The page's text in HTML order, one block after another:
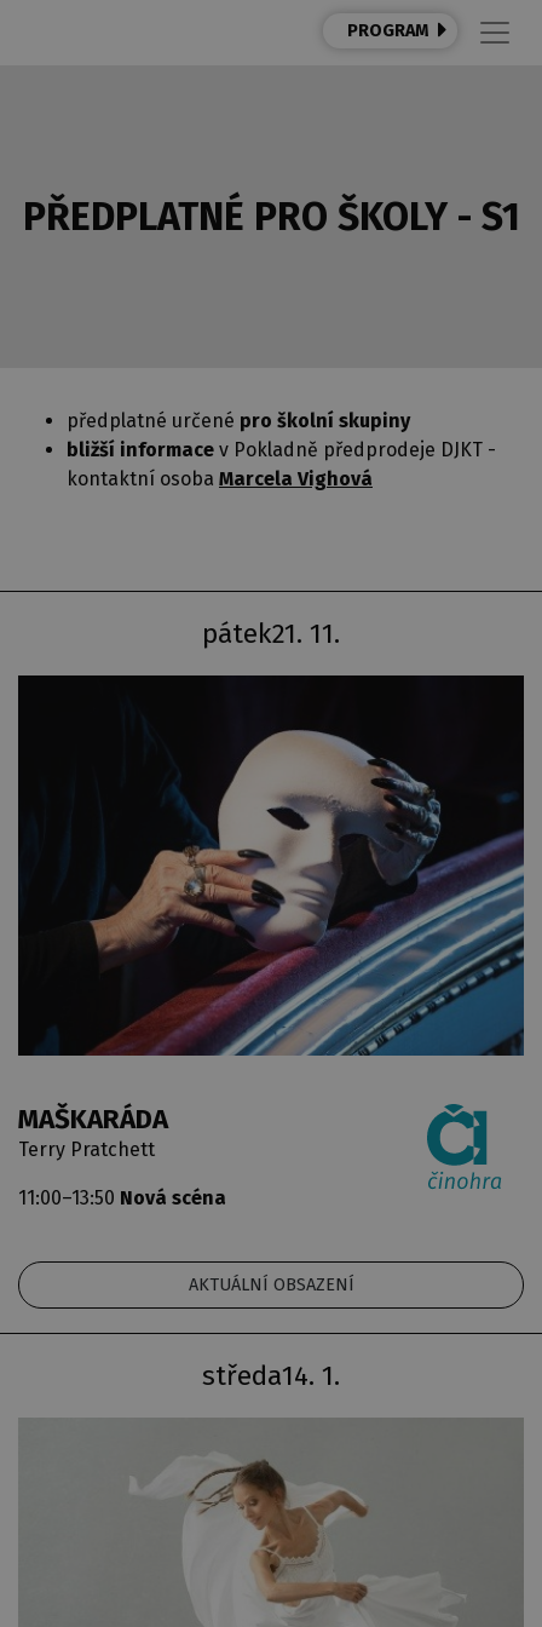
PROGRAM
PŘEDPLATNÉ PRO ŠKOLY - S1
předplatné určené pro školní skupiny
bližší informace v Pokladně předprodeje DJKT -
kontaktní osoba Marcela Vighová
21. 11.
pátek
MAŠKARÁDA
Terry Pratchett
11:00–13:50 Nová scéna
AKTUÁLNÍ OBSAZENÍ
14. 1.
středa